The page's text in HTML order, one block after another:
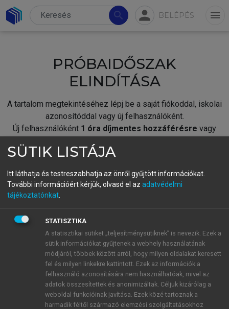
search person BELÉPÉS menu
PRÓBAIDŐSZAK
ELINDÍTÁSA
A tartalom megtekintéséhez lépj be a saját fiókoddal, iskolai
azonosítóddal vagy új felhasználóként.
Új felhasználóként 1 óra díjmentes hozzáférésre vagy
fiókoddal,vagy hozz létre új fiókot.
A regisztráció után apróbaidőszakautomatikusan
BELÉPÉS SAJÁT FIÓKKAL
ÚJ FIÓK LÉTREHOZÁSA
1 óra díjmentes hozzáférés
E-MAIL-CÍM
SÜTIK LISTÁJA
Itt láthatja és testreszabhatja az önről gyűjtött információkat.
További információért kérjük, olvasd el az adatvédelmi
tájékoztatónkat
STATISZTIKA
A statisztikai sütiket „teljesítménysütiknek” is nevezik. Ezek a
sütik információkat gyűjtenek a webhely használatának
módjáról, többek között arról, hogy milyen oldalakat keresett
fel és milyen linkekre kattintott. Ezek az információk a
felhasználó azonosítására nem használhatóak, mivel az
adatok összesítettek és anonimizáltak. Céljuk kizárólag a
weboldal funkcióinak javítása. Ezek közé tartoznak a
harmadik féltől származó elemzési szolgáltatásokhoz